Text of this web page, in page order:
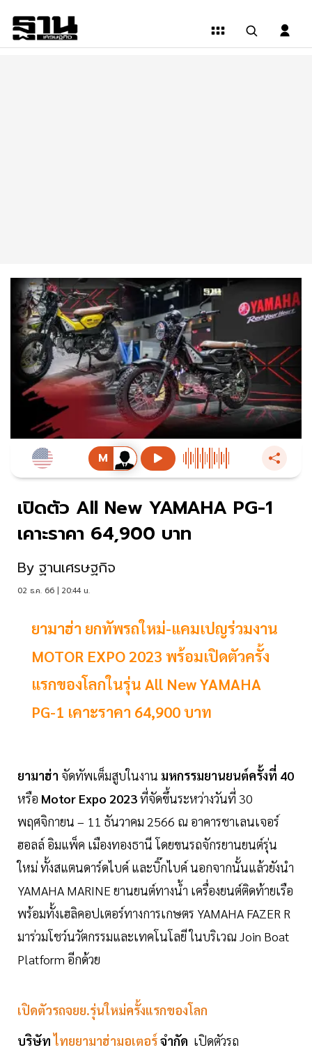
เปิดตัว All New YAMAHA PG-1
เคาะราคา 64,900 บาท
By ฐานเศรษฐกิจ
02 ธ.ค. 66 | 20:44 น.
ยามาฮ่า ยกทัพรถใหม่-แคมเปญร่วมงาน
MOTOR EXPO 2023 พร้อมเปิดตัวครั้ง
แรกของโลกในรุ่น All New YAMAHA
PG-1 เคาะราคา 64,900 บาท
ยามาฮ่า จัดทัพเต็มสูบในงาน มหกรรมยานยนต์ครั้งที่ 40
หรือ Motor Expo 2023ที่จัดขึ้นระหว่างวันที่ 30
พฤศจิกายน – 11 ธันวาคม 2566 ณ อาคารชาเลนเจอร์
ฮอลล์ อิมแพ็ค เมืองทองธานี โดยขนรถจักรยานยนต์รุ่น
ใหม่ ทั้งสแตนดาร์ดไบค์ และบิ๊กไบค์ นอกจากนั้นแล้วยังนำ
YAMAHA MARINE ยานยนต์ทางน้ำ เครื่องยนต์ติดท้ายเรือ
พร้อมทั้งเฮลิคอปเตอร์ทางการเกษตร YAMAHA FAZER R
มาร่วมโชว์นวัตกรรมและเทคโนโลยี ในบริเวณ Join Boat
Platform อีกด้วย
เปิดตัวรถจยย.รุ่นใหม่ครั้งแรกของโลก
บริษัทไทยยามาฮ่ามอเตอร์จำกัด เปิดตัวรถ